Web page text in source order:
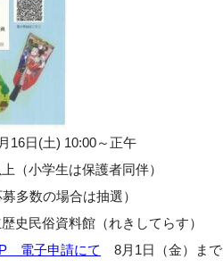
16日(土) 10:00～正午
（小学生は保護者同伴）
多数の場合は抽選）
史民俗資料館（れきしてらす）
電子申請にて 8月1日（金）まで